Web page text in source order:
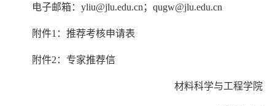
电子邮箱： yliu@jlu.edu.cn ； qugw@jlu.edu.cn
附件1：推荐考核申请表
附件2：专家推荐信
材料科学与工程学院